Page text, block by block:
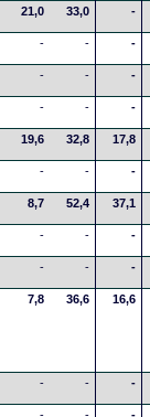
21,0 33,0 -
- - -
- - -
- - -
19,6 32,8 17,8
- - -
8,7 52,4 37,1
- - -
- - -
7,8 36,6 16,6
- - -